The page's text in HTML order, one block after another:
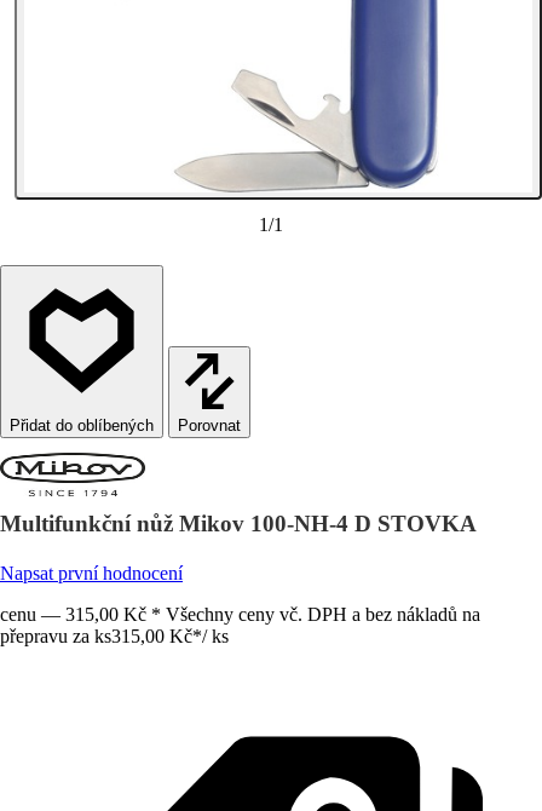
1/1
Porovnat
Multifunkční nůž Mikov 100-NH-4 D STOVKA
Napsat první hodnocení
cenu — 315,00 Kč * Všechny ceny vč. DPH a bez nákladů na
přepravu za ks315,00 Kč*/ ks